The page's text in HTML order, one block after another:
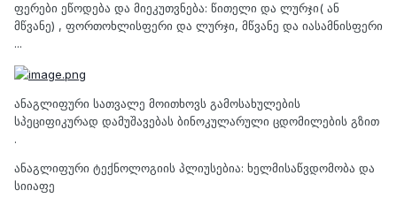
ფერები ეწოდება და მიეკუთვნება: წითელი და ლურჯი( ან
მწვანე) , ფორთოხლისფერი და ლურჯი, მწვანე და იასამნისფერი
...
ანაგლიფური სათვალე მოითხოვს გამოსახულების
სპეციფიკურად დამუშავებას ბინოკულარული ცდომილების გზით
.
ანაგლიფური ტექნოლოგიის პლიუსებია: ხელმისაწვდომობა და
სიიაფე